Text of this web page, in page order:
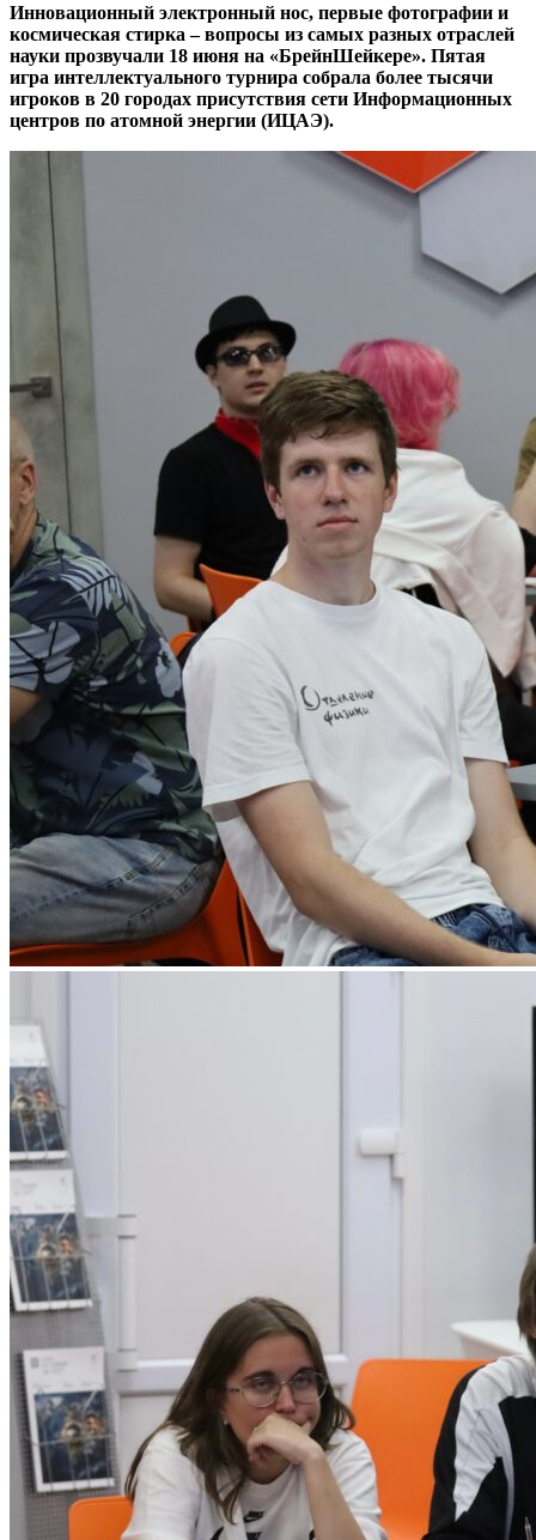
Инновационный электронный нос, первые фотографии и
космическая стирка – вопросы из самых разных отраслей
науки прозвучали 18 июня на «БрейнШейкере». Пятая
игра интеллектуального турнира собрала более тысячи
игроков в 20 городах присутствия сети Информационных
центров по атомной энергии (ИЦАЭ).